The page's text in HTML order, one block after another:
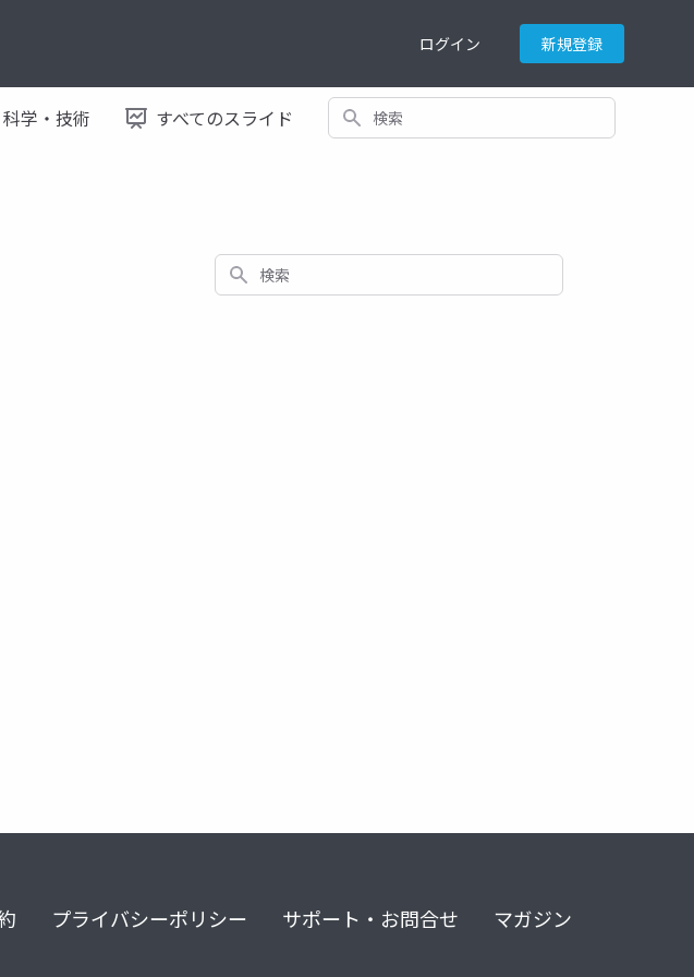
ログイン 新規登録
科学・技術 すべてのスライド 検索
検索
プライバシーポリシー サポート・お問合せ マガジン